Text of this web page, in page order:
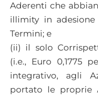
Aderenti che
illimity in
Termini; e
(ii) il solo
(i.e., Euro 0,1775
integrativo, agli
portato le proprie